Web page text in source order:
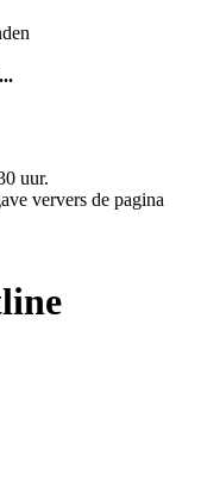
uur.
ververs de pagina